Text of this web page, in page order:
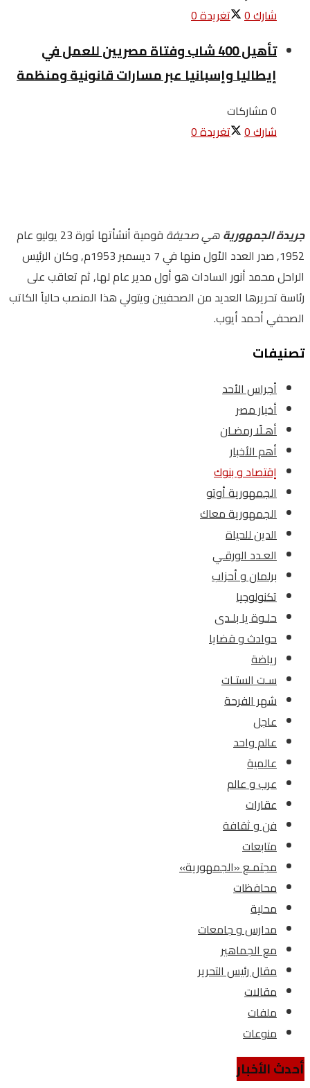
شارك0 تغريدة0
تأهيل 400 شاب وفتاة مصريين للعمل في
إيطاليا وإسبانيا عبر مسارات قانونية ومنظمة
0 مشاركات
شارك0 تغريدة0
جريدة الجمهوريةهي صحيفة
قومية أنشأتها ثورة 23 يوليو عام
1952, صدر العدد الأول منها في 7 ديسمبر 1953م, وكان الرئيس
الراحل محمد أنور السادات هو أول مدير عام لها, ثم تعاقب على
رئاسة تحريرها العديد من الصحفيين ويتولي هذا المنصب حالياً الكاتب
الصحفي أحمد أيوب.
تصنيفات
أجراس الأحد
أخبار مصر
أهـلًا رمضـان
أهم الأخبار
إقتصاد و بنوك
الجمهورية أوتو
الجمهورية معاك
الدين للحياة
العـدد الورقـي
برلمان و أحزاب
تكنولوجيا
حلـوة يا بلـدى
حوادث و قضايا
رياضة
سـت الستـات
شهر الفرحة
عاجل
عالم واحد
عالمية
عرب و عالم
عقارات
فن و ثقافة
متابعات
مجتمـع «الجمهورية»
محافظات
محلية
مدارس و جامعات
مع الجماهير
مقال رئيس التحرير
مقالات
ملفات
منوعات
أحدث الأخبار